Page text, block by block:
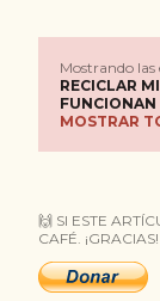
r
a
Mostrando
RECICLAR
FUNCIONAN
MOSTRAR
🙌 SI ESTE
CAFÉ. ¡GRACIAS!